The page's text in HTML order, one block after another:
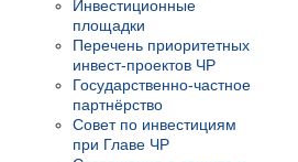
Инвестиционные
площадки
Перечень приоритетных
инвест-проектов ЧР
Государственно-частное
партнёрство
Совет по инвестициям
при Главе ЧР